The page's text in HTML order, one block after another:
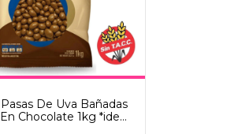
Pasas De Uva Bañadas
En Chocolate 1kg *ideal